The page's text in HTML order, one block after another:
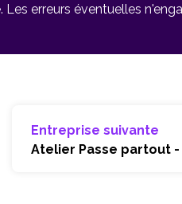
erreurs éventuelles
Entreprise suivante
Atelier Passe partout